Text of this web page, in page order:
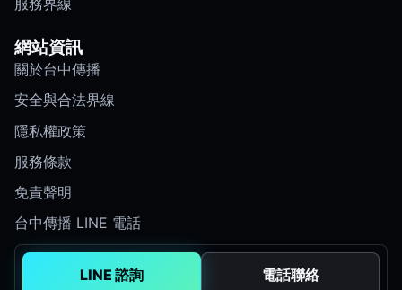
服務界線
網站資訊
關於台中傳播
安全與合法界線
隱私權政策
服務條款
免責聲明
台中傳播 LINE 電話
LINE 諮詢 電話聯絡